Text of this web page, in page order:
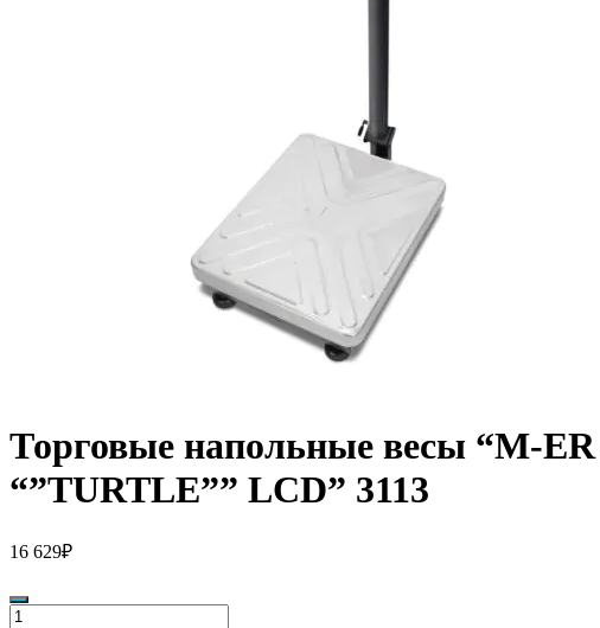
Торговые напольные весы “M-ER
“”TURTLE”” LCD” 3113
16 629₽
Количество